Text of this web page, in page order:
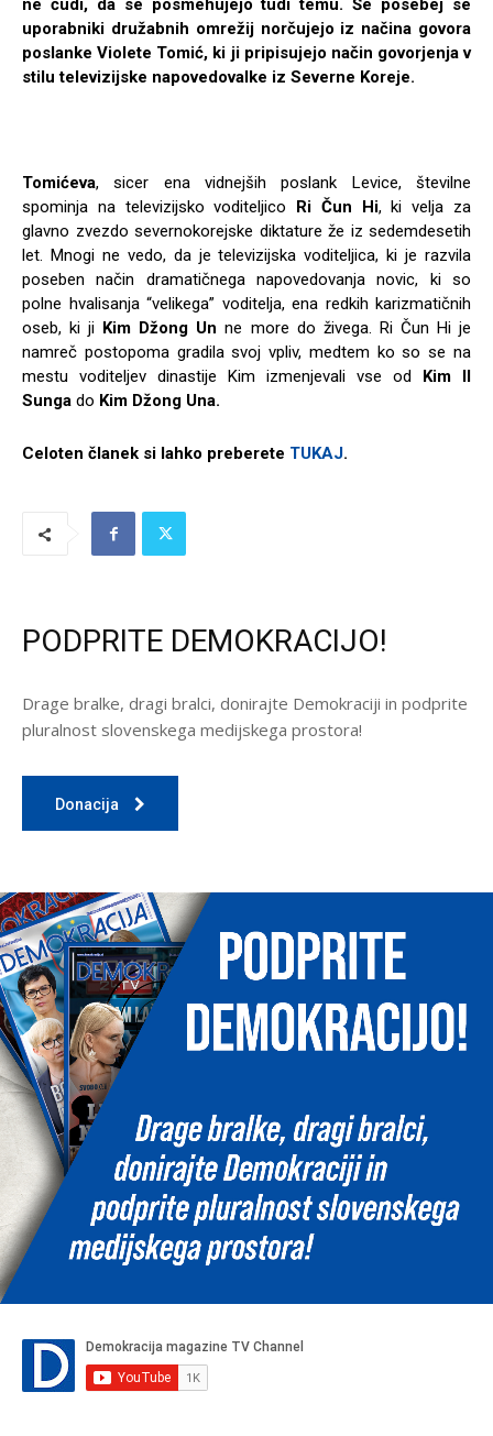
ne čudi, da se posmehujejo tudi temu. Še posebej se
uporabniki družabnih omrežij norčujejo iz načina govora
poslanke Violete Tomić, ki ji pripisujejo način govorjenja v
stilu televizijske napovedovalke iz Severne Koreje.
Tomićeva, sicer ena vidnejših poslank Levice, številne
spominja na televizijsko voditeljico Ri Čun Hi, ki velja za
glavno zvezdo severnokorejske diktature že iz sedemdesetih
let. Mnogi ne vedo, da je televizijska voditeljica, ki je razvila
poseben način dramatičnega napovedovanja novic, ki so
polne hvalisanja “velikega” voditelja, ena redkih karizmatičnih
oseb, ki ji Kim Džong Unne more do živega. Ri Čun Hi je
namreč postopoma gradila svoj vpliv, medtem ko so se na
mestu voditeljev dinastije Kim izmenjevali vse od Kim Il
Sunga do Kim Džong Una.
Celoten članek si lahko preberete TUKAJ.
PODPRITE DEMOKRACIJO!
Drage bralke, dragi bralci, donirajte Demokraciji in podprite
pluralnost slovenskega medijskega prostora!
Donacija